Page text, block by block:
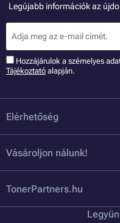
Legújabb információk az
Hozzájárulok a szémelyes
Tájékoztató alapján.
Elérhetőség
Vásároljon nálunk!
TonerPartners.hu